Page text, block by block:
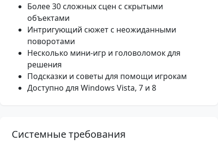
Более 30 сложных сцен с скрытыми
объектами
Интригующий сюжет с неожиданными
поворотами
Несколько мини-игр и головоломок для
решения
Подсказки и советы для помощи игрокам
Доступно для Windows Vista, 7 и 8
Системные требования